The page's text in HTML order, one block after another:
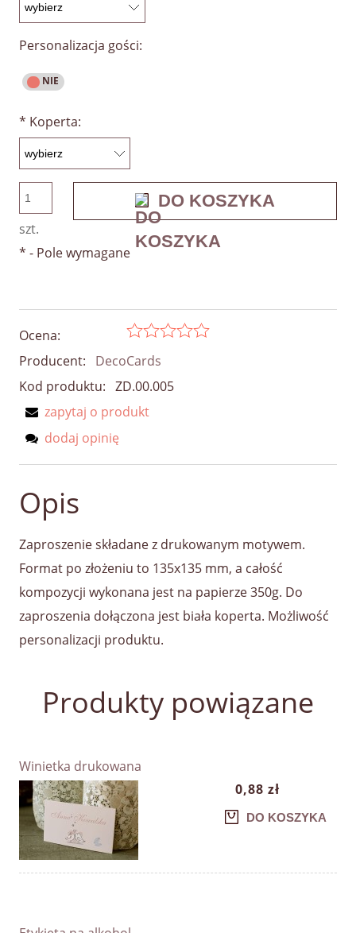
Personalizacja gości:
* Koperta:
szt.
DO KOSZYKA
* - Pole wymagane
Ocena:
Producent:
DecoCards
Kod produktu: ZD.00.005
zapytaj o produkt
dodaj opinię
Opis
Zaproszenie składane z drukowanym motywem.
Format po złożeniu to 135x135 mm, a całość
kompozycji wykonana jest na papierze 350g. Do
zaproszenia dołączona jest biała koperta. Możliwość
personalizacji produktu.
Produkty powiązane
Winietka drukowana
0,88 zł
DO KOSZYKA